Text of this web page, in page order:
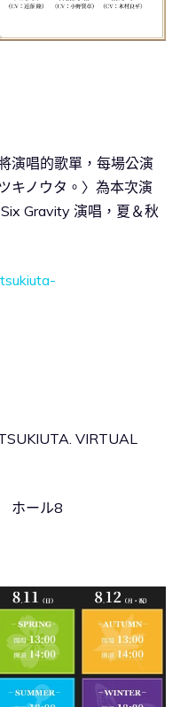
演唱的歌單，每場公演
キノウタ。〉為本次演
Gravity 演唱，夏＆秋
VIRTUAL
ホール8